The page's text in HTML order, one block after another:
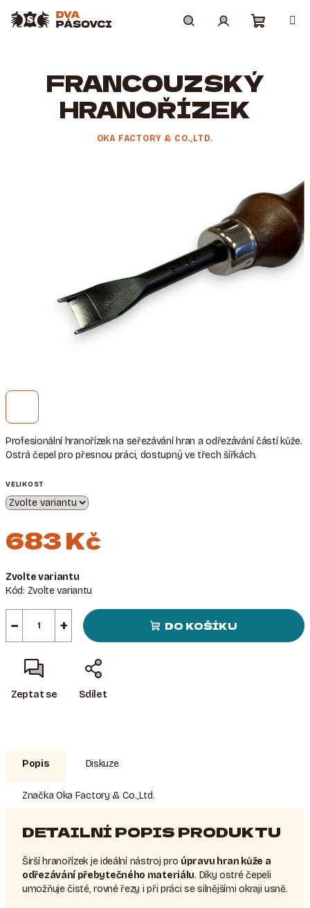
košík
Profesionální hranořízek na seřezávání hran a odřezávání částí kůže.
Ostrá čepel pro přesnou práci, dostupný ve třech šířkách.
VELIKOST
683 Kč
cena:
Zvolte variantu
Kód: Zvolte variantu
+
− DO KOŠÍKU
Zeptat se Sdílet
FRANCOUZSKÝ
HRANOŘÍZEK
OKA FACTORY & CO.,LTD.
Popis Diskuze
ZnačkaOka Factory & Co.,Ltd.
DETAILNÍ POPIS PRODUKTU
Širší hranořízek je ideální nástroj pro úpravu hran kůže a
odřezávání přebytečného materiálu. Díky ostré čepeli
umožňuje čisté, rovné řezy i při práci se silnějšími okraji usně.